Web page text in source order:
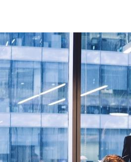
Compliance uitdagingen